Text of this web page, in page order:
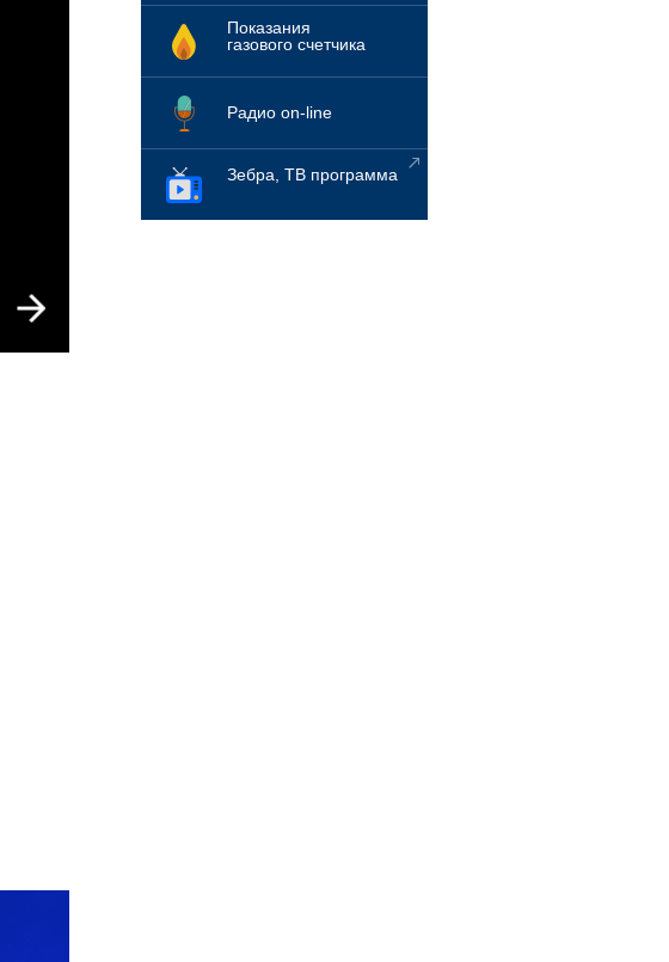
Показания
газового счетчика
Радио on-line
Зебра, ТВ программа